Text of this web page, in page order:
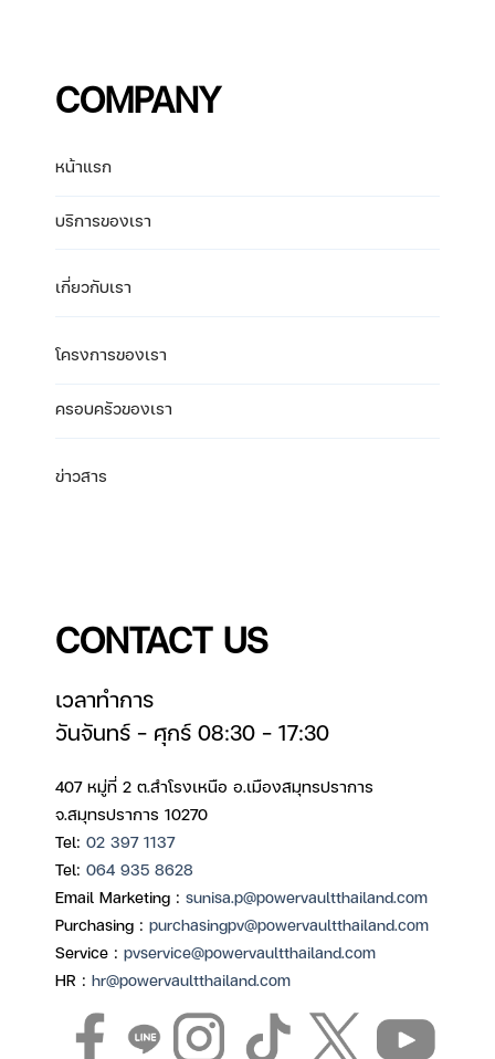
COMPANY
หน้าแรก
บริการของเรา
เกี่ยวกับเรา
โครงการของเรา
ครอบครัวของเรา
ข่าวสาร
CONTACT US
เวลาทำการ
วันจันทร์ – ศุกร์ 08:30 – 17:30
407 หมู่ที่ 2 ต.สำโรงเหนือ อ.เมืองสมุทรปราการ
จ.สมุทรปราการ 10270
Tel: 02 397 1137
Tel: 064 935 8628
Email Marketing : sunisa.p@powervaultthailand.com
Purchasing : purchasingpv@powervaultthailand.com
Service : pvservice@powervaultthailand.com
HR : hr@powervaultthailand.com